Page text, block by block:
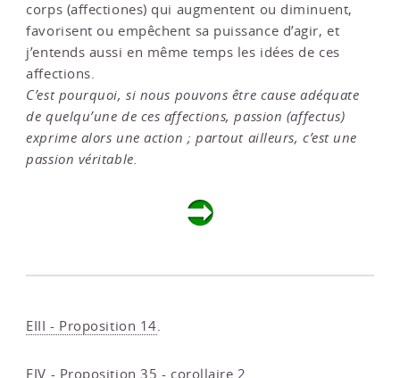
corps (affectiones) qui augmentent ou diminuent,
favorisent ou empêchent sa puissance d’agir, et
j’entends aussi en même temps les idées de ces
affections.
C’est pourquoi, si nous pouvons être cause adéquate
de quelqu’une de ces affections, passion (affectus)
exprime alors une action ; partout ailleurs, c’est une
passion véritable.
EIII - Proposition 14.
EIV - Proposition 35 - corollaire 2